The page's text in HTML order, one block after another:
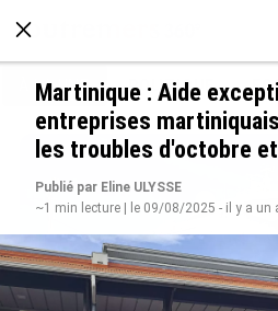
À LA UNE POLITIQUE
Martinique : Aide
entreprises
les troubles d'octobre
Publié par Eline ULYSSE
~1 min lecture | le 09/08/2025 - il y a un